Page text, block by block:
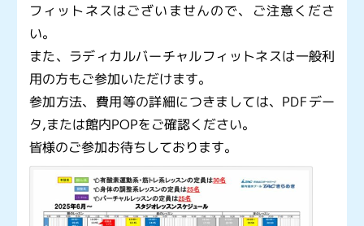
フィットネスはございませんので、ご注意くださ
い。
また、ラディカルバーチャルフィットネスは一般利
用の方もご参加いただけます。
参加方法、費用等の詳細につきましては、PDFデー
タ,または館内POPをご確認ください。
皆様のご参加お待ちしております。